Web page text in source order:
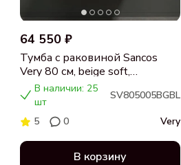
64 550 ₽
Тумба с раковиной Sancos
Very 80 см, beige soft,
столешница черный мрамор,
раковина CN5005
В наличии: 25
шт
SV805005BGBL
5
0 Very
В корзину